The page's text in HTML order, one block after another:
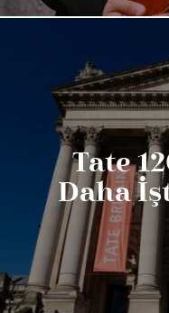
Tate
Daha